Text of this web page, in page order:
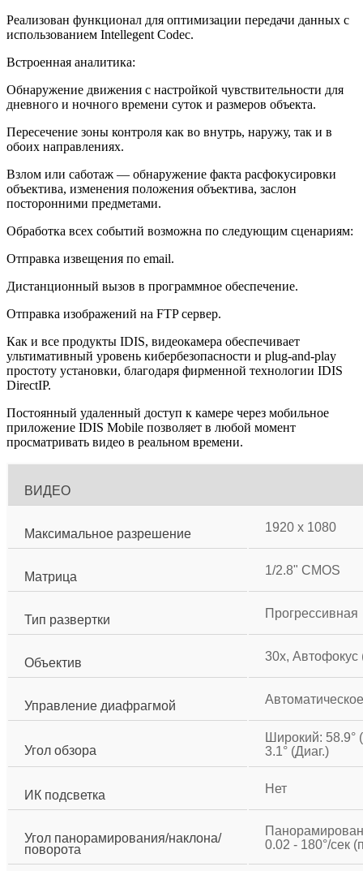
Реализован функционал для оптимизации передачи данных с
использованием Intellegent Codec.
Встроенная аналитика:
Обнаружение движения с настройкой чувствительности для
дневного и ночного времени суток и размеров объекта.
Пересечение зоны контроля как во внутрь, наружу, так и в
обоих направлениях.
Взлом или саботаж — обнаружение факта расфокусировки
объектива, изменения положения объектива, заслон
посторонними предметами.
Обработка всех событий возможна по следующим сценариям:
Отправка извещения по email.
Дистанционный вызов в программное обеспечение.
Отправка изображений на FTP сервер.
Как и все продукты IDIS, видеокамера обеспечивает
ультимативный уровень кибербезопасности и plug-and-play
простоту установки, благодаря фирменной технологии IDIS
DirectIP.
Постоянный удаленный доступ к камере через мобильное
приложение IDIS Mobile позволяет в любой момент
просматривать видео в реальном времени.
ВИДЕО
Максимальное разрешение 1920 x 1080
Матрица 1/2.8" CMOS
Тип развертки Прогрессивная
Объектив 30х, Автофокус
Управление диафрагмой
Угол обзора
Широкий: 58.9°
3.1° (Диаг.)
ИК подсветка Нет
Угол панорамирования/наклона/
поворота
0.02 - 180°/сек